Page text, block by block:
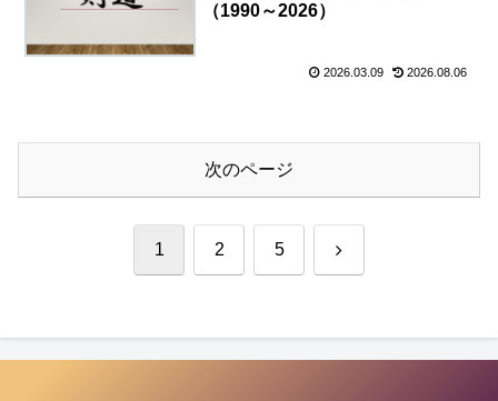
（1990～2026）
2026.03.09 2026.08.06
次のページ
1 2 5 次